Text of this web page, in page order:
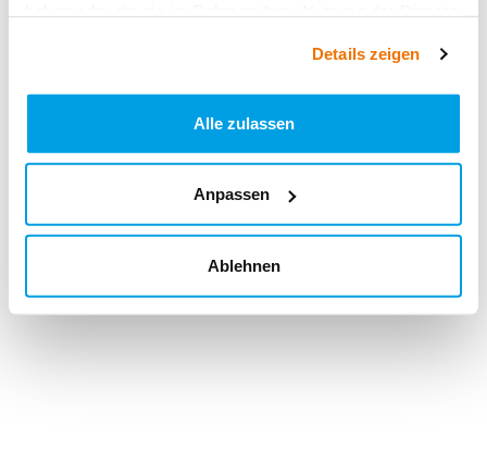
Details zeigen
Alle zulassen
Anpassen
Ablehnen